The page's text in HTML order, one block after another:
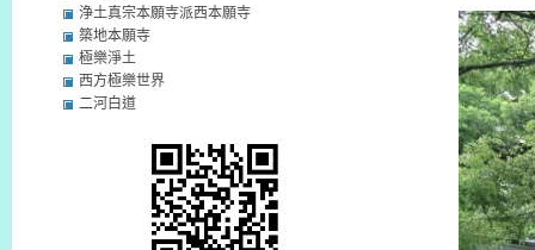
浄土真宗本願寺派西本願寺
築地本願寺
極樂淨土
西方極樂世界
二河白道